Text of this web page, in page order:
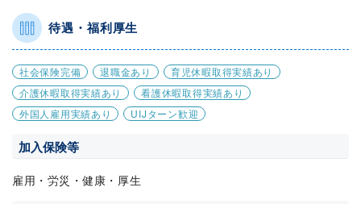
待遇・福利厚生
社会保険完備 退職金あり
育児休暇取得実績あり
介護休暇取得実績あり
看護休暇取得実績あり
外国人雇用実績あり
UIJターン歓迎
加入保険等
雇用・労災・健康・厚生